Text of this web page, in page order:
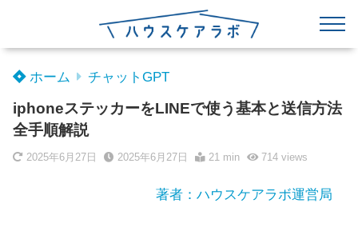
ホーム チャットGPT
iphoneステッカーをLINEで使う基本と送信方法
全手順解説
2025年6月27日 2025年6月27日 21 min 714views
著者：ハウスケアラボ運営局